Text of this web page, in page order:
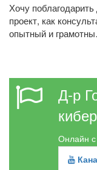
Хочу
проект, как
опытный и
Д-р
Онлайн с